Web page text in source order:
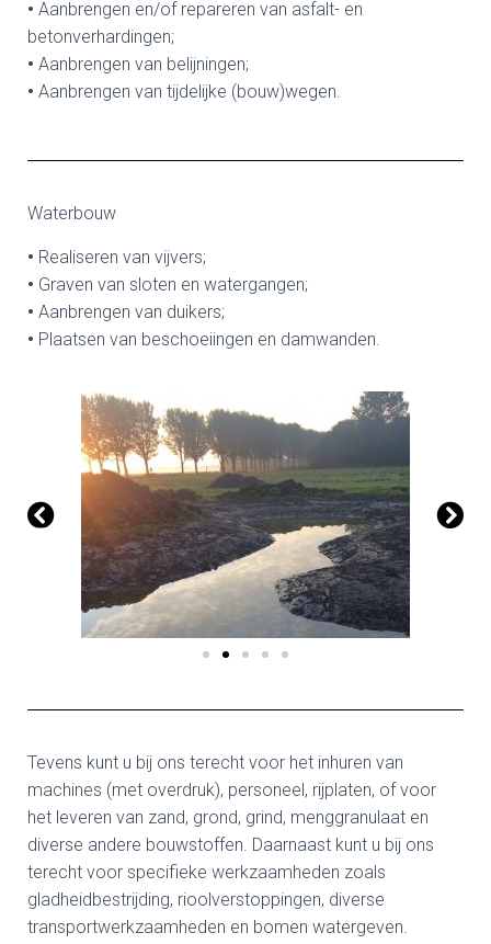
• Aanbrengen en/of repareren van asfalt- en
betonverhardingen;
• Aanbrengen van belijningen;
• Aanbrengen van tijdelijke (bouw)wegen.
Waterbouw
• Realiseren van vijvers;
• Graven van sloten en watergangen;
• Aanbrengen van duikers;
• Plaatsen van beschoeiingen en damwanden.
Tevens kunt u bij ons terecht voor het inhuren van
machines (met overdruk), personeel, rijplaten, of voor
het leveren van zand, grond, grind, menggranulaat en
diverse andere bouwstoffen. Daarnaast kunt u bij ons
terecht voor specifieke werkzaamheden zoals
gladheidbestrijding, rioolverstoppingen, diverse
transportwerkzaamheden en bomen watergeven.